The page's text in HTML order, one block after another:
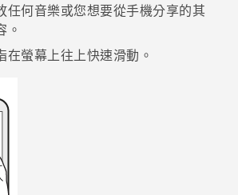
任何音樂或您想要從手機分享的其
。
在螢幕上往上快速滑動。